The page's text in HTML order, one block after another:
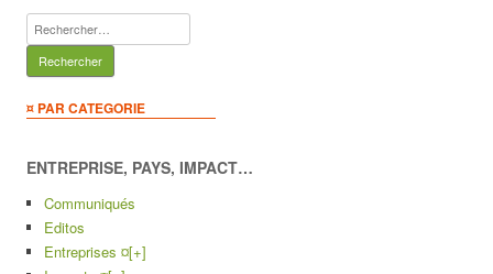
Rechercher :
¤ PAR CATEGORIE
ENTREPRISE, PAYS, IMPACT…
Communiqués
Editos
Entreprises ¤[+]